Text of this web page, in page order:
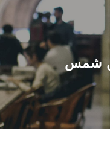
عن الجامعة
القطاعـات
الشئون الأكاديمية
البحث العلمي
شمس